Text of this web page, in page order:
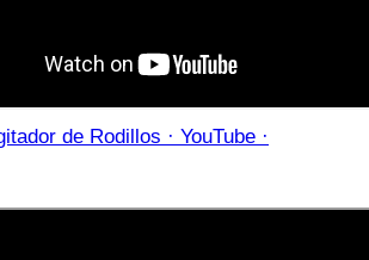
de Rodillos · YouTube ·